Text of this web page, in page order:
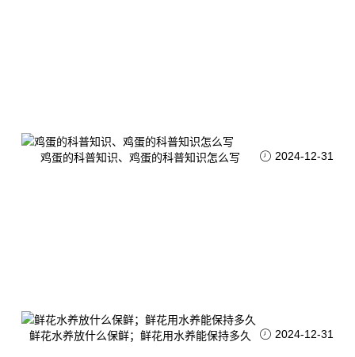
鸡蛋的科普知识、鸡蛋的科普知识怎么写 2024-12-31
鲜花水养放什么保鲜；鲜花用水养能保持多久 2024-12-31